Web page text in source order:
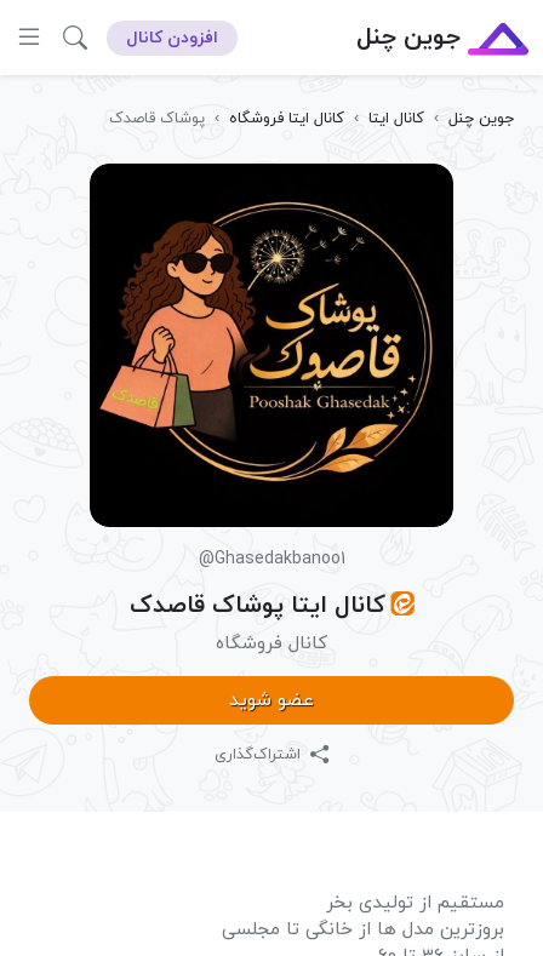
جوین چنل افزودن کانال
جوین چنل › کانال ایتا › کانال ایتا فروشگاه › پوشاک قاصدک
@Ghasedakbanoo1
کانال ایتا پوشاک قاصدک
کانال فروشگاه
عضو شوید
اشتراک‌گذاری
مستقیم از تولیدی بخر
بروزترین مدل ها از خانگی تا مجلسی